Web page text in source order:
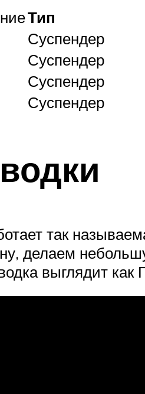
Тип
Суспендер
Суспендер
Суспендер
Суспендер
так
делаем